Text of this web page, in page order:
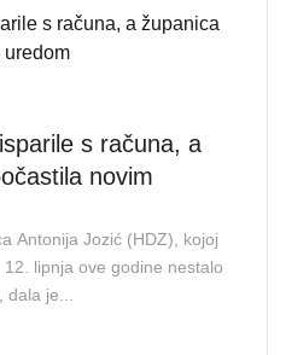
s računa, a
novim
Antonija Jozić (HDZ), kojoj
lipnja ove godine nestalo
je...